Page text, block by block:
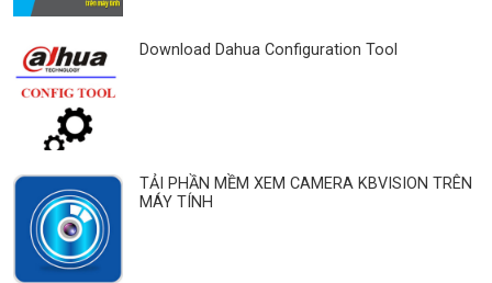
Download Dahua Configuration Tool
TẢI PHẦN MỀM XEM CAMERA KBVISION TRÊN
MÁY TÍNH